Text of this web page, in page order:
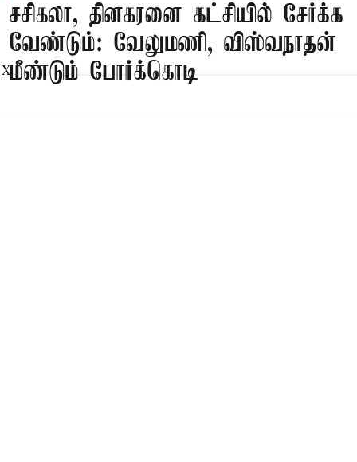
சசிகலா, தினகரனை கட்சியில் சேர்க்க
வேண்டும்: வேலுமணி, விஸ்வநாதன்
மீண்டும் போர்க்கொடி
X